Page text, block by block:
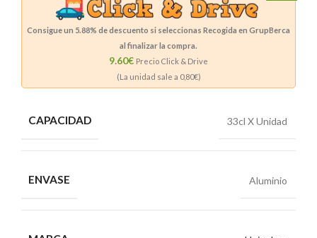
Consigue un 5.88% de descuento si seleccionas Recogida en GrupBerca
al finalizar la compra.
9.60€ Precio Click & Drive
(La unidad sale a 0,80€)
CAPACIDAD 33cl X Unidad
ENVASE Aluminio